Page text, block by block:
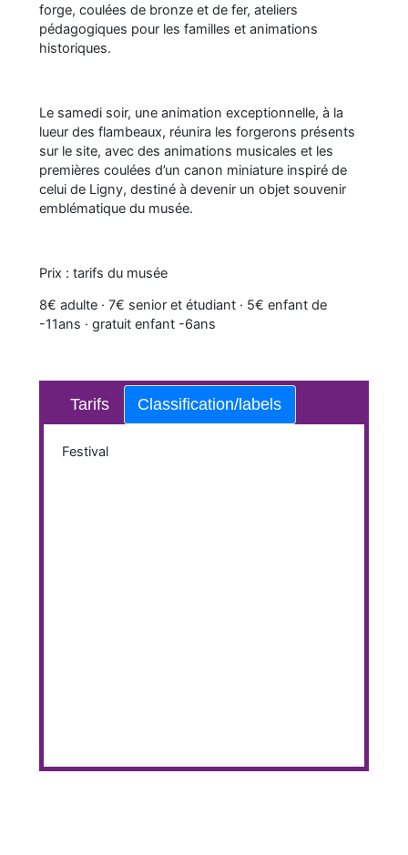
forge, coulées de bronze et de fer, ateliers
pédagogiques pour les familles et animations
historiques.
Le samedi soir, une animation exceptionnelle, à la
lueur des flambeaux, réunira les forgerons présents
sur le site, avec des animations musicales et les
premières coulées d’un canon miniature inspiré de
celui de Ligny, destiné à devenir un objet souvenir
emblématique du musée.
Prix : tarifs du musée
8€ adulte · 7€ senior et étudiant · 5€ enfant de
-11ans · gratuit enfant -6ans
Tarifs Classification/labels
Festival